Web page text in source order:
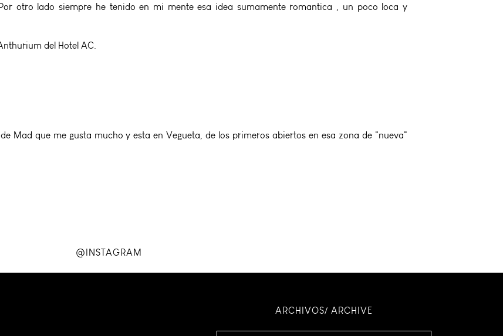
otro lado siempre he tenido en mi mente esa idea sumamente romantica , un poco loca y
del Hotel AC.
Mad que me gusta mucho y esta en Vegueta, de los primeros abiertos en esa zona de "nueva"
@INSTAGRAM
ARCHIVOS/ ARCHIVE